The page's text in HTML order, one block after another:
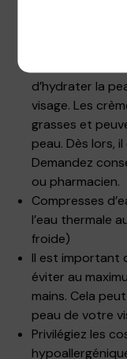
pour la peau
d’hydrater la
visage. Les
grasses et
peau. Dès lors,
Demandez
ou pharmacien.
Compresses
l’eau thermale
froide)
Il est important
éviter au
mains. Cela
peau de votre
Privilégiez les